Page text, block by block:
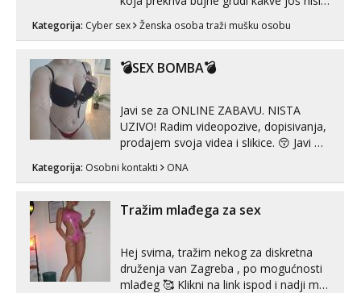
vidio, čista ŠESTICA! A usne? O usnama
bolje da ni ne pričam. Prave pune usne
vjeruj mi, takve još nisi vidio. Uvijek sam
Kategorija: Cyber sex Ženska osoba traži mušku osobu
💣SEX BOMBA💣
Javi se za ONLINE ZABAVU. NISTA
UZIVO! Radim videopozive, dopisivanja,
prodajem svoja videa i slikice. 😚 Javi mi
Telegram. +385 91 723 0045
Kategorija: Osobni kontakti ONA
Tražim mlađega za sex
Hej svima, tražim nekog za diskretna
druženja van Zagreba , po mogućnosti
mlađeg 🥰 Klikni na link ispod i nadji me